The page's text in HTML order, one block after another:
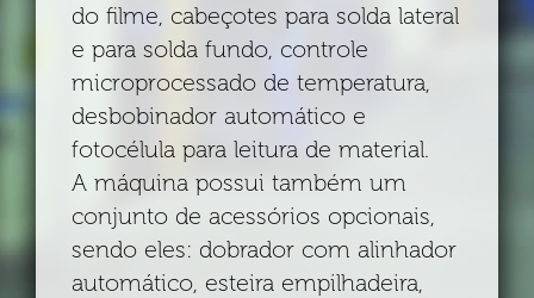
do filme, cabeçotes para solda lateral
e para solda fundo, controle
microprocessado de temperatura,
desbobinador automático e
fotocélula para leitura de material.
A máquina possui também um
conjunto de acessórios opcionais,
sendo eles: dobrador com alinhador
automático, esteira empilhadeira,